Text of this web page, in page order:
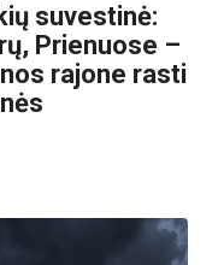
suvestinė:
Prienuose –
rajone rasti